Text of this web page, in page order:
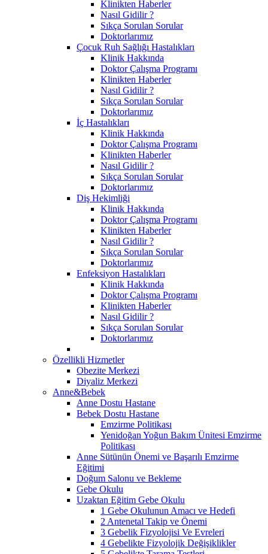
Klinikten Haberler
Nasıl Gidilir ?
Sıkça Sorulan Sorular
Doktorlarımız
Çocuk Ruh Sağlığı Hastalıkları
Klinik Hakkında
Doktor Çalışma Programı
Klinikten Haberler
Nasıl Gidilir ?
Sıkça Sorulan Sorular
Doktorlarımız
İç Hastalıkları
Klinik Hakkında
Doktor Çalışma Programı
Klinikten Haberler
Nasıl Gidilir ?
Sıkça Sorulan Sorular
Doktorlarımız
Diş Hekimliği
Klinik Hakkında
Doktor Çalışma Programı
Klinikten Haberler
Nasıl Gidilir ?
Sıkça Sorulan Sorular
Doktorlarımız
Enfeksiyon Hastalıkları
Klinik Hakkında
Doktor Çalışma Programı
Klinikten Haberler
Nasıl Gidilir ?
Sıkça Sorulan Sorular
Doktorlarımız
Özellikli Hizmetler
Obezite Merkezi
Diyaliz Merkezi
Anne&Bebek
Anne Dostu Hastane
Bebek Dostu Hastane
Emzirme Politikası
Yenidoğan Yoğun Bakım Ünitesi Emzirme
Politikası
Anne Sütünün Önemi ve Başarılı Emzirme
Eğitimi
Doğum Salonu ve Bekleme
Gebe Okulu
Uzaktan Eğitim Gebe Okulu
1 Gebe Okulunun Amacı ve Hedefi
2 Antenetal Takip ve Önemi
3 Gebelik Fizyolojisi Ve Evreleri
4 Gebelikte Fizyolojik Değişiklikler